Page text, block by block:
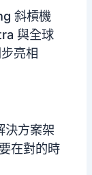
斜槓機
與全球
亮相
決方案架
在對的時